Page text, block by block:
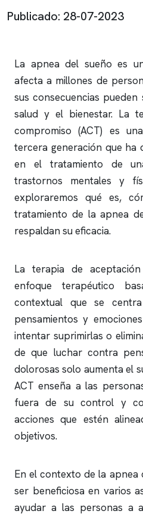
Publicado: 28-07-2023
La apnea del sueño es
afecta a millones de
sus consecuencias
salud y el bienestar. La
compromiso (ACT) es
tercera generación que ha
en el tratamiento de
trastornos mentales y
exploraremos qué es,
tratamiento de laapnea
respaldan su eficacia.
La terapia de
enfoque terapéutico
contextual que se
pensamientos y
intentar suprimirlas o
de que luchar contra
dolorosas solo aumenta el
ACT enseña a las
fuera de su control y
acciones que estén
objetivos.
En el contexto de la apnea
ser beneficiosa en varios
ayudar a las personas a